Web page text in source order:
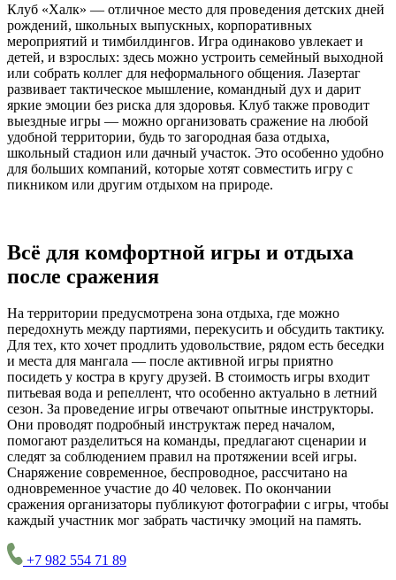
Клуб «Халк» — отличное место для проведения детских дней
рождений, школьных выпускных, корпоративных
мероприятий и тимбилдингов. Игра одинаково увлекает и
детей, и взрослых: здесь можно устроить семейный выходной
или собрать коллег для неформального общения. Лазертаг
развивает тактическое мышление, командный дух и дарит
яркие эмоции без риска для здоровья. Клуб также проводит
выездные игры — можно организовать сражение на любой
удобной территории, будь то загородная база отдыха,
школьный стадион или дачный участок. Это особенно удобно
для больших компаний, которые хотят совместить игру с
пикником или другим отдыхом на природе.
Всё для комфортной игры и отдыха
после сражения
На территории предусмотрена зона отдыха, где можно
передохнуть между партиями, перекусить и обсудить тактику.
Для тех, кто хочет продлить удовольствие, рядом есть беседки
и места для мангала — после активной игры приятно
посидеть у костра в кругу друзей. В стоимость игры входит
питьевая вода и репеллент, что особенно актуально в летний
сезон. За проведение игры отвечают опытные инструкторы.
Они проводят подробный инструктаж перед началом,
помогают разделиться на команды, предлагают сценарии и
следят за соблюдением правил на протяжении всей игры.
Снаряжение современное, беспроводное, рассчитано на
одновременное участие до 40 человек. По окончании
сражения организаторы публикуют фотографии с игры, чтобы
каждый участник мог забрать частичку эмоций на память.
+7 982 554 71 89